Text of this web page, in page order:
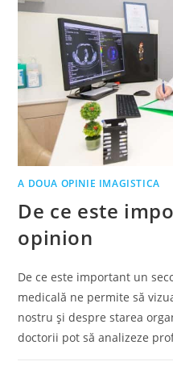
A DOUA OPINIE IMAGISTICA
De ce este
opinion
De ce este important un
medicală ne permite să
nostru și despre starea
doctorii pot să analizeze